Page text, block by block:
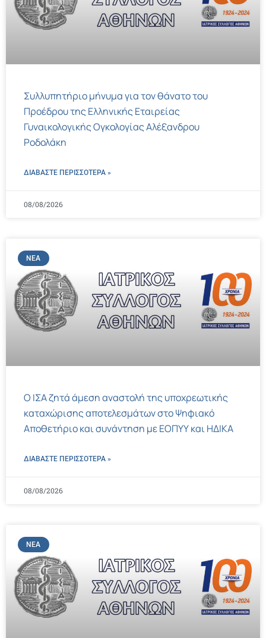
Συλλυπητήριο μήνυμα για τον θάνατο του
Προέδρου της Ελληνικής Εταιρείας
Γυναικολογικής Ογκολογίας Αλέξανδρου
Ροδολάκη
ΔΙΑΒΑΣΤΕ ΠΕΡΙΣΣΌΤΕΡΑ »
08/08/2026
ΝΈΑ
Ο ΙΣΑ ζητά άμεση αναστολή της υποχρεωτικής
καταχώρισης αποτελεσμάτων στο Ψηφιακό
Αποθετήριο και συνάντηση με ΕΟΠΥΥ και ΗΔΙΚΑ
ΔΙΑΒΑΣΤΕ ΠΕΡΙΣΣΌΤΕΡΑ »
08/08/2026
ΝΈΑ